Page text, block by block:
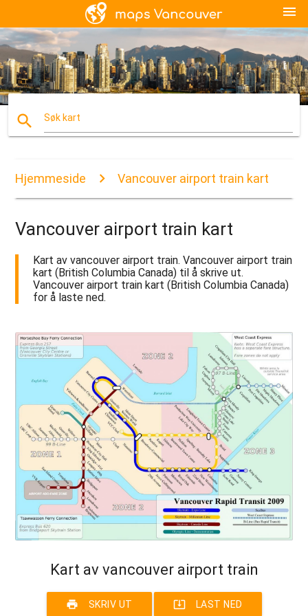
menu
search Søk kart
Hjemmeside Vancouver airport train kart
Vancouver airport train kart
Kart av vancouver airport train. Vancouver airport train
kart (British Columbia Canada) til å skrive ut.
Vancouver airport train kart (British Columbia Canada)
for å laste ned.
Kart av vancouver airport train
print SKRIV UT system_update_alt LAST NED